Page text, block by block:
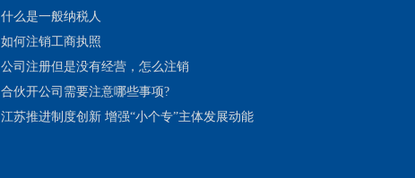
什么是一般纳税人
如何注销工商执照
公司注册但是没有经营，怎么注销
合伙开公司需要注意哪些事项?
江苏推进制度创新 增强“小个专”主体发展动能